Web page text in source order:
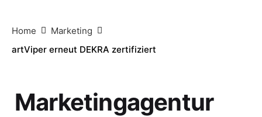
Home
Marketing
artViper erneut DEKRA zertifiziert
Marketingagentur